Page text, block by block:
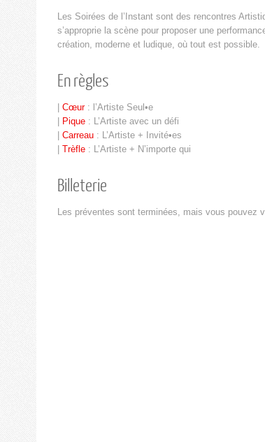
Les Soirées de l’Instant sont des rencontres
s’approprie la scène pour proposer une
création, moderne et ludique, où tout est possible.
En règles
Cœur: l’Artiste Seul•e
Pique : L’Artiste avec un défi
Carreau : L’Artiste + Invité•es
Trèfle : L’Artiste + N’importe qui
Billeterie
Les préventes sont terminées, mais vous pouvez